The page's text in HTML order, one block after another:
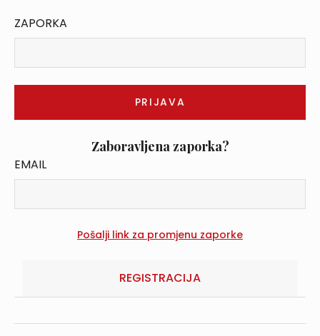
ZAPORKA
Zaboravljena zaporka?
EMAIL
REGISTRACIJA